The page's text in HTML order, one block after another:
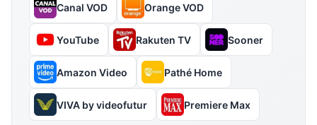
Canal VOD Orange VOD
YouTube Rakuten TV Sooner
Amazon Video Pathé Home
VIVA by videofutur Premiere Max